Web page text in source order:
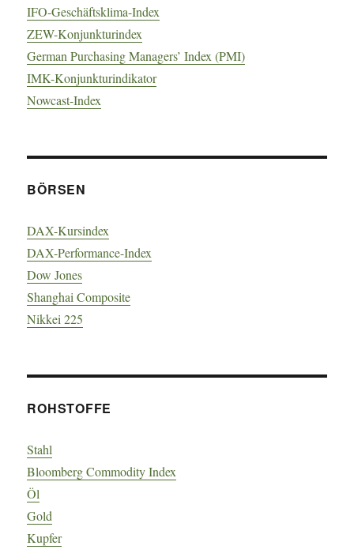
IFO-Geschäftsklima-Index
ZEW-Konjunkturindex
German Purchasing Managers’ Index (PMI)
IMK-Konjunkturindikator
Nowcast-Index
BÖRSEN
DAX-Kursindex
DAX-Performance-Index
Dow Jones
Shanghai Composite
Nikkei 225
ROHSTOFFE
Stahl
Bloomberg Commodity Index
Öl
Gold
Kupfer